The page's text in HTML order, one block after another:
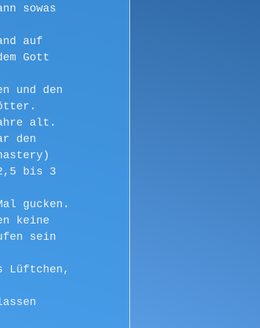
sowas
auf
Gott
und den
alt.
den
bis 3
gucken.
keine
sein
Lüftchen,